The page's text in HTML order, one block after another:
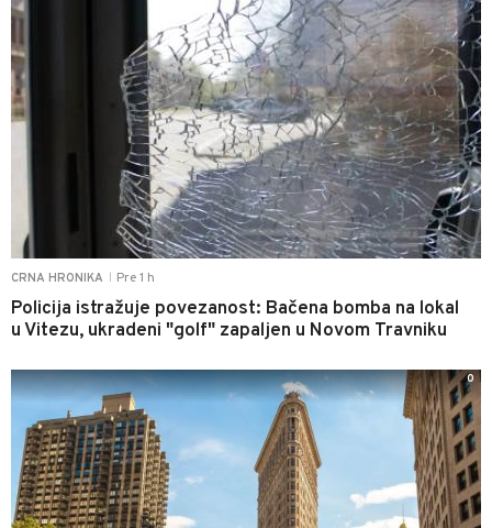
CRNA HRONIKA Pre 1 h
Policija istražuje povezanost: Bačena bomba na lokal
u Vitezu, ukradeni "golf" zapaljen u Novom Travniku
0